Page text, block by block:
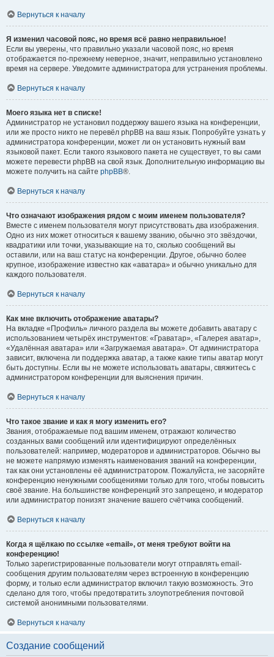
Вернуться к началу
Я изменил часовой пояс, но время всё равно неправильное!
Если вы уверены, что правильно указали часовой пояс, но время
отображается по-прежнему неверное, значит, неправильно установлено
время на сервере. Уведомите администратора для устранения проблемы.
Вернуться к началу
Моего языка нет в списке!
Администратор не установил поддержку вашего языка на конференции,
или же просто никто не перевёл phpBB на ваш язык. Попробуйте узнать у
администратора конференции, может ли он установить нужный вам
языковой пакет. Если такого языкового пакета не существует, то вы сами
можете перевести phpBB на свой язык. Дополнительную информацию вы
можете получить на сайте phpBB®.
Вернуться к началу
Что означают изображения рядом с моим именем пользователя?
Вместе с именем пользователя могут присутствовать два изображения.
Одно из них может относиться к вашему званию, обычно это звёздочки,
квадратики или точки, указывающие на то, сколько сообщений вы
оставили, или на ваш статус на конференции. Другое, обычно более
крупное, изображение известно как «аватара» и обычно уникально для
каждого пользователя.
Вернуться к началу
Как мне включить отображение аватары?
На вкладке «Профиль» личного раздела вы можете добавить аватару с
использованием четырёх инструментов: «Граватар», «Галерея аватар»,
«Удалённая аватара» или «Загружаемая аватара». От администратора
зависит, включена ли поддержка аватар, а также какие типы аватар могут
быть доступны. Если вы не можете использовать аватары, свяжитесь с
администратором конференции для выяснения причин.
Вернуться к началу
Что такое звание и как я могу изменить его?
Звания, отображаемые под вашим именем, отражают количество
созданных вами сообщений или идентифицируют определённых
пользователей: например, модераторов и администраторов. Обычно вы
не можете напрямую изменять наименования званий на конференции,
так как они установлены её администратором. Пожалуйста, не засоряйте
конференцию ненужными сообщениями только для того, чтобы повысить
своё звание. На большинстве конференций это запрещено, и модератор
или администратор понизят значение вашего счётчика сообщений.
Вернуться к началу
Когда я щёлкаю по ссылке «email», от меня требуют войти на
конференцию!
Только зарегистрированные пользователи могут отправлять email-
сообщения другим пользователям через встроенную в конференцию
форму, и только если администратор включил такую возможность. Это
сделано для того, чтобы предотвратить злоупотребления почтовой
системой анонимными пользователями.
Вернуться к началу
Создание сообщений